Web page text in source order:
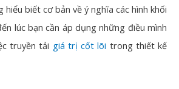
hiểu biết cơ bản về ý nghĩa các hình khối
lúc bạn cần áp dụng những điều mình
truyền tải giá trị cốt lõi trong thiết kế